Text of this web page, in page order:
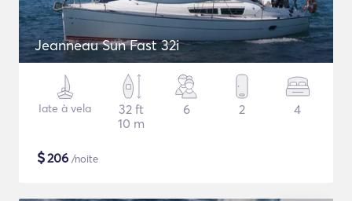
Jeanneau Sun Fast 32i
Iate à vela
32 ft
10 m
6 2 4
$206 /noite